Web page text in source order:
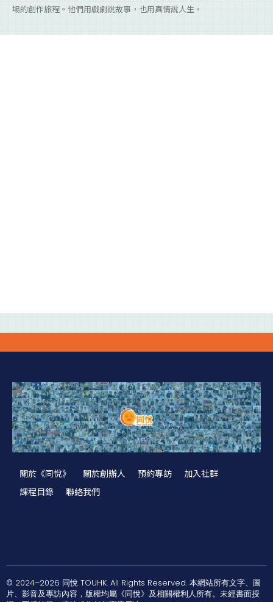
場的創作旅程。他們用戲劇說故事，也用真情說人生。
關於《同悅》 關於創辦人 預約專訪
加入社群
課程目錄
聯絡我們
© 2024–2026 同悅 TOUHK. All Rights Reserved. 本網站所有文字、圖
片、影音及專訪內容，版權均屬《同悅》及相關權利人所有。未經書面授